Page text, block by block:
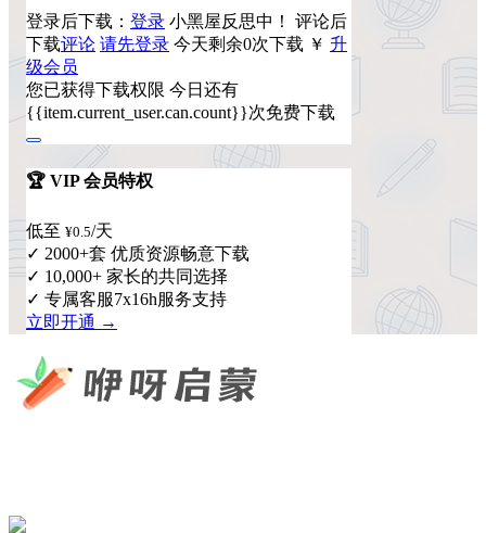
登录后下载： 登录 小黑屋反思中！ 评论后
下载评论 请先登录 今天剩余0次下载 ￥ 升
级会员
您已获得下载权限 今日还有
{{item.current_user.can.count}}次免费下载
🏆 VIP 会员特权
低至 ¥0.5/天
✓ 2000+套 优质资源畅意下载
✓ 10,000+ 家长的共同选择
✓ 专属客服7x16h服务支持
立即开通 →